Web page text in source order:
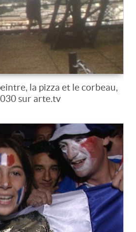
la pizza et le corbeau,
sur arte.tv